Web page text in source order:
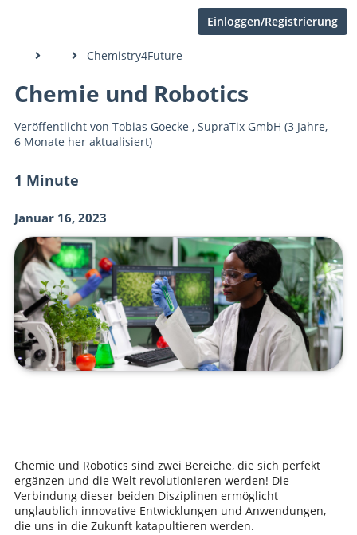
Einloggen/Registrierung
Chemistry4Future
1 Minute
Januar 16, 2023
Chemie und Robotics
Veröffentlicht von Tobias Goecke , SupraTix GmbH (3 Jahre,
6 Monate her aktualisiert)
Chemie und Robotics sind zwei Bereiche, die sich perfekt
ergänzen und die Welt revolutionieren werden! Die
Verbindung dieser beiden Disziplinen ermöglicht
unglaublich innovative Entwicklungen und Anwendungen,
die uns in die Zukunft katapultieren werden.